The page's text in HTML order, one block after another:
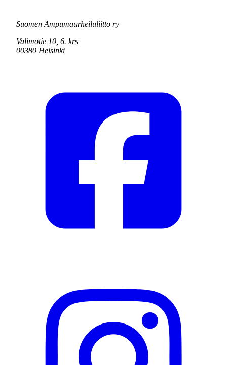
Suomen Ampumaurheiluliitto ry
Valimotie 10, 6. krs
00380 Helsinki